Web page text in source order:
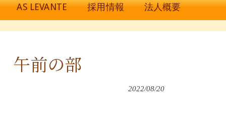
AS LEVANTE 採用情報 法人概要
午前の部
2022/08/20